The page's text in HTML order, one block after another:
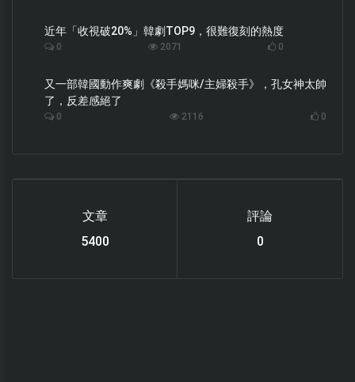
近年「收視破20%」韓劇TOP9，很難復刻的熱度
0 2071 0
又一部韓國動作爽劇《殺手媽咪/主婦殺手》，孔女神太帥
了，反差感絕了
0 2116 0
文章
6114
評論
0